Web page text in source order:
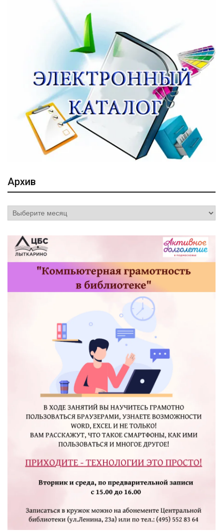
Архив
Архив